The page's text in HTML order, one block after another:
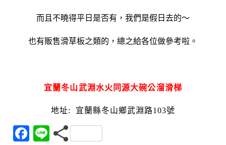
而且不曉得平日是否有，我們是假日去的～
也有販售滑草板之類的，總之給各位做參考啦。
宜蘭冬山武淵水火同源大碗公溜滑梯
地址: 宜蘭縣冬山鄉武淵路103號
F Li